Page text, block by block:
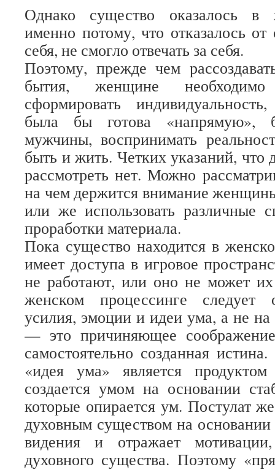
Однако существо оказалось в
именно потому, что отказалось
себя, не смогло отвечать за себя.
Поэтому, прежде чем
бытия, женщине
сформировать
была бы готова «напрямую»,
мужчины, воспринимать
быть и жить. Четких указаний, что
рассмотреть нет. Можно
на чем держится внимание
или же использовать различные
проработки материала.
Пока существо находится в
имеет доступа в игровое
не работают, или оно не может их
женском процессинге следует
усилия, эмоции и идеи ума, а не на
— это причиняющее
самостоятельно созданная
«идея ума» является
создается умом на основании
которые опирается ум. Постулат
духовным существом на основании
видения и отражает
духовного существа. Поэтому